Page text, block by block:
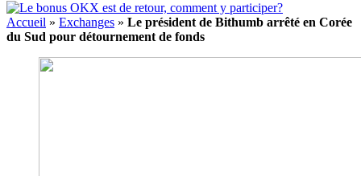
Accueil » Exchanges » Le président de Bithumb arrêté en Corée
du Sud pour détournement de fonds